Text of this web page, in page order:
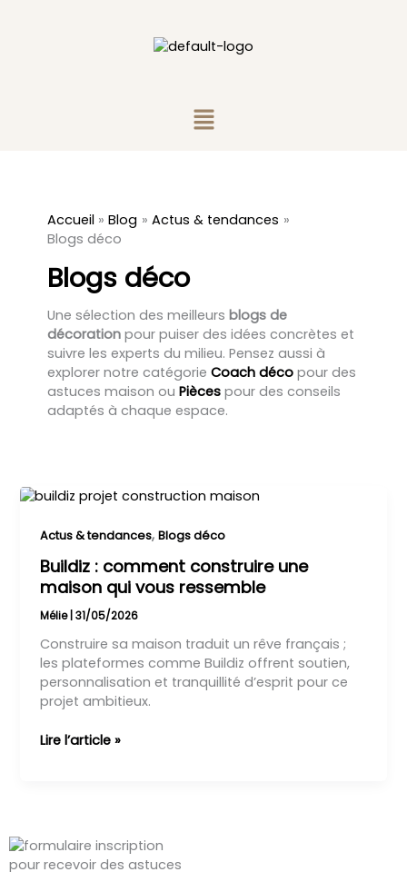
Menu
Accueil Blog
Actus & tendances
Blogs déco
Blogs déco
Une sélection des meilleurs blogs de
décorationpour puiser des idées concrètes et
suivre les experts du milieu. Pensez aussi à
explorer notre catégorie Coach décopour des
astuces maison ou Piècespour des conseils
adaptés à chaque espace.
Actus & tendances,Blogs déco
Buildiz : comment construire une
maison qui vous ressemble
Mélie |31/05/2026
Construire sa maison traduit un rêve français ;
les plateformes comme Buildiz offrent soutien,
personnalisation et tranquillité d’esprit pour ce
projet ambitieux.
Buildiz
comment
une
maison
qui
ressemble
Lire l’article »